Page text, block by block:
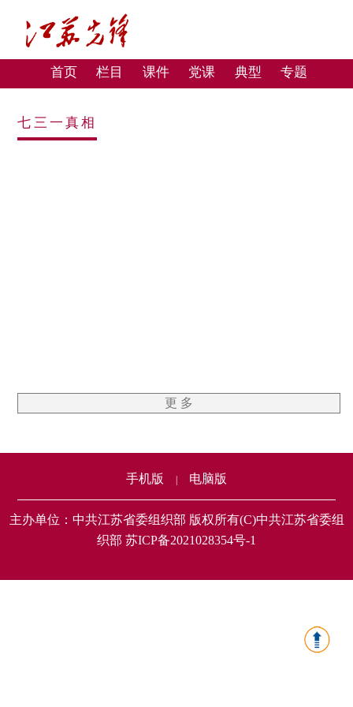
首页 栏目 课件 党课 典型 专题
七三一真相
更 多
手机版 电脑版
主办单位：中共江苏省委组织部 版权所有(C)中共江苏省委组
织部 苏ICP备2021028354号-1